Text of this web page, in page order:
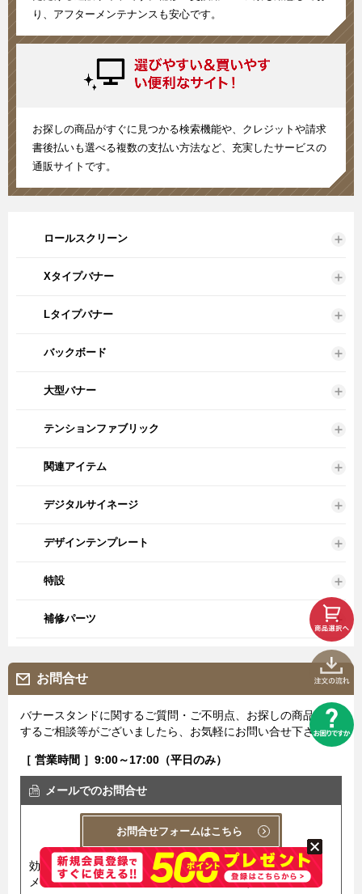
り、アフターメンテナンスも安心です。
お探しの商品がすぐに見つかる検索機能や、クレジットや請求
書後払いも選べる複数の支払い方法など、充実したサービスの
通販サイトです。
ロールスクリーン
Xタイプバナー
Lタイプバナー
バックボード
大型バナー
テンションファブリック
関連アイテム
デジタルサイネージ
デザインテンプレート
特設
補修パーツ
お問合せ
バナースタンドに関するご質問・ご不明点、お探しの商品に関
するご相談等がございましたら、お気軽にお問い合せ下さい。
［ 営業時間 ］9:00～17:00（平日のみ）
メールでのお問合せ
お問合せフォームはこちら
効率良く迅速にお答えするため、
メール問い合せ用フォームを導入しています。